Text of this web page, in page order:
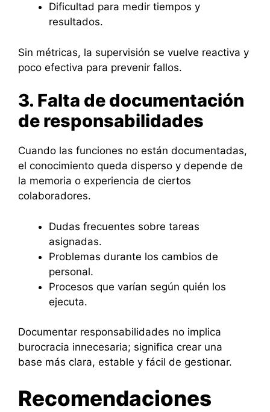
Dificultad para medir tiempos y
resultados.
Sin métricas, la supervisión se vuelve reactiva y
poco efectiva para prevenir fallos.
3. Falta de documentación
de responsabilidades
Cuando las funciones no están documentadas,
el conocimiento queda disperso y depende de
la memoria o experiencia de ciertos
colaboradores.
Dudas frecuentes sobre tareas
asignadas.
Problemas durante los cambios de
personal.
Procesos que varían según quién los
ejecuta.
Documentar responsabilidades no implica
burocracia innecesaria; significa crear una
base más clara, estable y fácil de gestionar.
Recomendaciones